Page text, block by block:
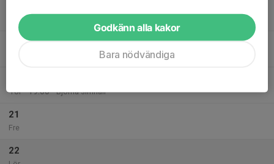
Tor
19:00
Björna simhall
21
Fre
22
Godkänn alla kakor
Bara nödvändiga